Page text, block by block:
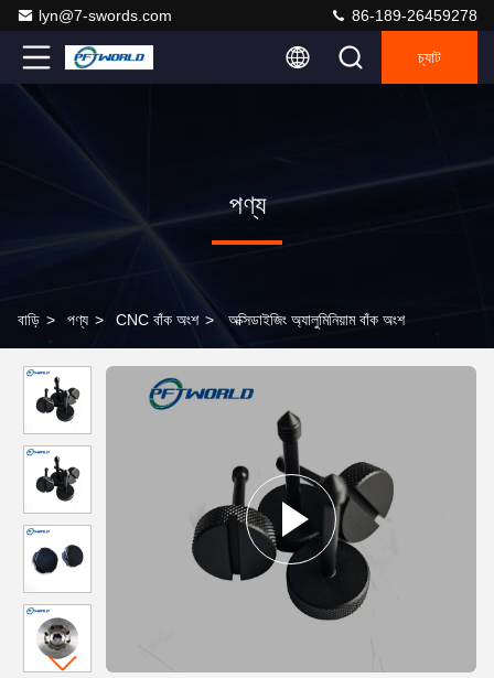
lyn@7-swords.com 86-189-26459278
চ্যাট
পণ্য
বাড়ি > পণ্য > CNC বাঁক অংশ > অক্সিডাইজিং অ্যালুমিনিয়াম বাঁক অংশ